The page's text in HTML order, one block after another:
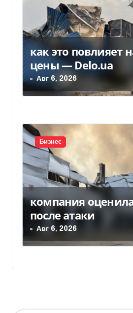
м
как это повлияет
цены — Delo.ua
Авг 6, 2026
Бизнес
компания
после атаки
Авг 6, 2026